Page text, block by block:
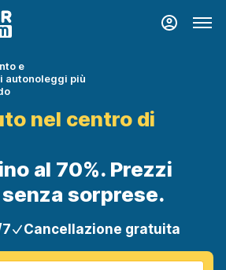
e
autonoleggi più
nel centro di
al 70%. Prezzi
sorprese.
Cancellazione gratuita